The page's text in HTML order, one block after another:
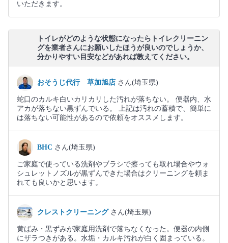
いただきます。
トイレがどのような状態になったらトイレクリーニン
グを業者さんにお願いしたほうが良いのでしょうか、
分かりやすい目安などがあれば教えてください。
おそうじ代行 草加旭店 さん(埼玉県)
蛇口のカルキ白いカリカリした汚れが落ちない。 便器内、水
アカが落ちない黒ずんでいる。 上記は汚れの蓄積で、簡単に
は落ちない可能性があるので依頼をオススメします。
BHC さん(埼玉県)
ご家庭で使っている洗剤やブラシで擦っても取れ場合やウォ
シュレットノズルが黒ずんできた場合はクリーニングを頼ま
れても良いかと思います。
クレストクリーニング さん(埼玉県)
黄ばみ・黒ずみが家庭用洗剤で落ちなくなった。便器の内側
にザラつきがある。水垢・カルキ汚れが白く固まっている。